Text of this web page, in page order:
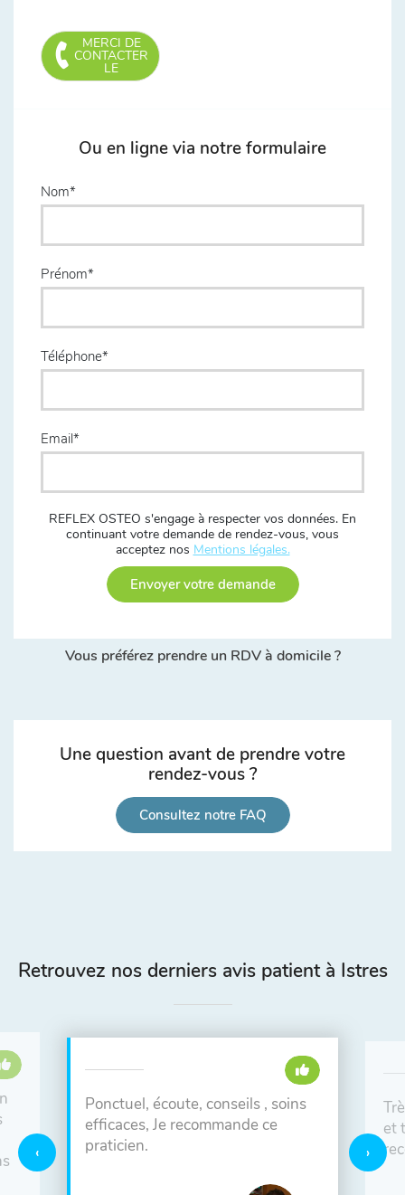
MERCI DE
CONTACTER
LE
Ou en ligne via notre formulaire
Nom
Prénom
Téléphone
Email
REFLEX OSTEO s'engage à respecter vos données. En
continuant votre demande de rendez-vous, vous
acceptez nos Mentions légales.
Envoyer votre demande
Vous préférez prendre un RDV à domicile ?
Une question avant de prendre votre
rendez-vous ?
Consultez notre FAQ
Retrouvez nos derniers avis patient à Istres
Ponctuel, écoute, conseils , soins
efficaces, Je recommande ce
praticien.
et